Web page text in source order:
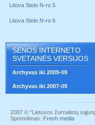
Litova Stelo N-ro 5
Litova Stelo N-ro 6
SENOS INTERNETO
SVETAINĖS VERSIJOS
Archyvas iki 2009-09
Archyvas iki 2007-09
2007 © “Lietuvos žurnalistų
Sprendimas: Fresh media